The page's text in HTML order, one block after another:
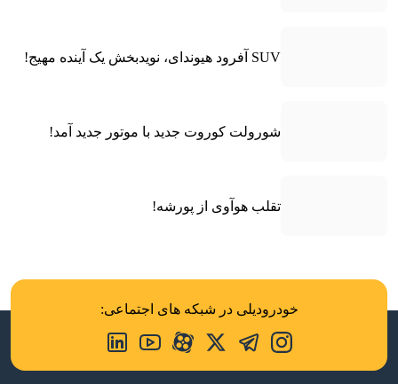
SUV آفرود هیوندای، نویدبخش یک آینده مهیج!
شورولت کوروت جدید با موتور جدید آمد!
تقلب هوآوی از پورشه!
خودرودیلی در شبکه های اجتماعی: